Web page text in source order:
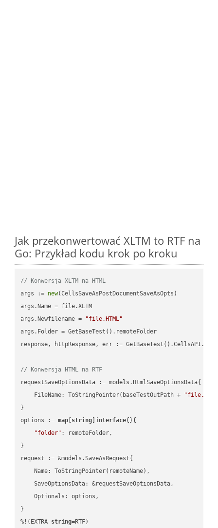
Jak przekonwertować XLTM to RTF na
Go: Przykład kodu krok po kroku
// Konwersja XLTM na HTML
args := new(CellsSaveAsPostDocumentSaveAsOpts)
args.Name = file.XLTM
args.Newfilename =
"file.HTML"
args.Folder = GetBaseTest().remoteFolder
response, httpResponse, err :=
// Konwersja HTML na RTF
requestSaveOptionsData := models.HtmlSaveOptionsData{
    FileName: ToStringPointer(baseTestOutPath +
}
options := map string ]interface{}{
"folder" : remoteFolder,
}
request := &models.SaveAsRequest{
    Name: ToStringPointer(remoteName),
    SaveOptionsData: &requestSaveOptionsData,
    Optionals: options,
}
%!(EXTRA string=RTF)